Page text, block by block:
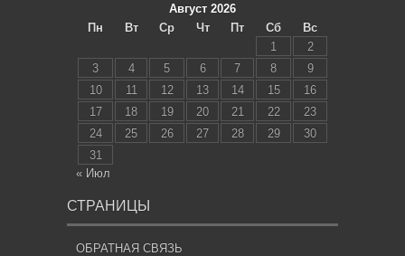
Август 2026
Пн
Вт Ср Чт Пт Сб
Вс
1
2
3
4 5 6 7 8
9
10
11 12 13 14 15
16
17
18 19 20 21 22
23
24
25 26 27 28 29
30
31
« Июл
СТРАНИЦЫ
ОБРАТНАЯ СВЯЗЬ